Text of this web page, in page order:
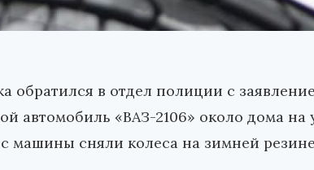
обратился в отдел полиции с
автомобиль «ВАЗ-2106» около дома
машины сняли колеса на зимней